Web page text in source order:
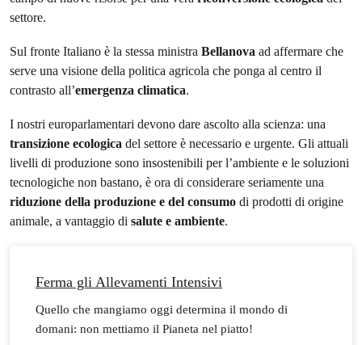
settore.
Sul fronte Italiano è la stessa ministra Bellanova ad affermare che
serve una visione della politica agricola che ponga al centro il
contrasto all’emergenza climatica.
I nostri europarlamentari devono dare ascolto alla scienza: una
transizione ecologica del settore è necessario e urgente. Gli attuali
livelli di produzione sono insostenibili per l’ambiente e le soluzioni
tecnologiche non bastano, è ora di considerare seriamente una
riduzione della produzione e del consumo di prodotti di origine
animale, a vantaggio di salute e ambiente.
Ferma gli Allevamenti Intensivi
Quello che mangiamo oggi determina il mondo di
domani: non mettiamo il Pianeta nel piatto!